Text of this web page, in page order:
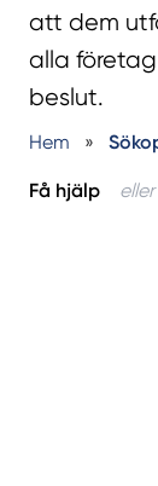
att dem
alla
beslut.
Hem »
Få hjälp eller